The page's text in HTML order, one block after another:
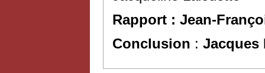
Rapport : Jean-
Conclusion : Jacques